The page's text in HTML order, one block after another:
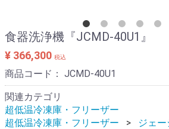
食器洗浄機『JCMD-40U1』
¥ 366,300 税込
商品コード： JCMD-40U1
関連カテゴリ
超低温冷凍庫・フリーザー
超低温冷凍庫・フリーザー
ジェ